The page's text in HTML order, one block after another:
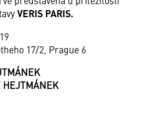
VERIS PARIS.
17/2, Prague 6
HEJTMÁNEK